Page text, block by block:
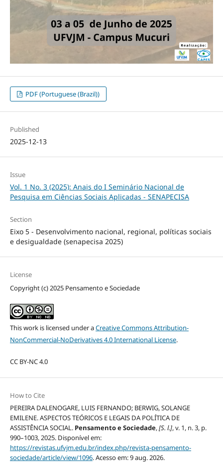
PDF (Portuguese (Brazil))
Published
2025-12-13
Issue
Vol. 1 No. 3 (2025): Anais do I Seminário Nacional de
Pesquisa em Ciências Sociais Aplicadas - SENAPECISA
Section
Eixo 5 - Desenvolvimento nacional, regional, políticas sociais
e desigualdade (senapecisa 2025)
License
Copyright (c) 2025 Pensamento e Sociedade
This work is licensed under aCreative Commons Attribution-
NonCommercial-NoDerivatives 4.0 International License.
CC BY-NC 4.0
How to Cite
PEREIRA DALENOGARE, LUIS FERNANDO; BERWIG, SOLANGE
EMILENE. ASPECTOS TEÓRICOS E LEGAIS DA POLÍTICA DE
ASSISTÊNCIA SOCIAL. Pensamento e Sociedade,[S. l.], v. 1, n. 3, p.
990–1003, 2025. Disponível em:
https://revistas.ufvjm.edu.br/index.php/revista-pensamento-
sociedade/article/view/1096. Acesso em: 9 aug. 2026.